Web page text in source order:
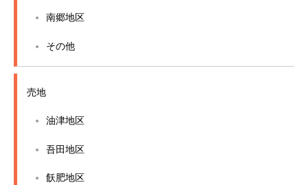
南郷地区
その他
売地
油津地区
吾田地区
飫肥地区